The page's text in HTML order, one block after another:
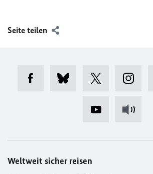
Seite teilen
Weltweit sicher reisen